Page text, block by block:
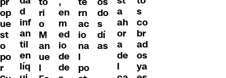
op
ue
st
o
po
r
d
inf
an
til
en
líq
ri
o
M
an
ue
l
en
m
ed
io
de
de
rn
ac
io
na
l
po
do
s
dí
as
a
ah
or
a
de
l
s
co
br
ad
os
ya